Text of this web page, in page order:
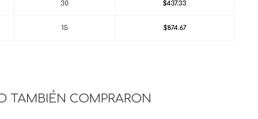
30 $437.33
15 $874.67
TAMBIÉN COMPRARON